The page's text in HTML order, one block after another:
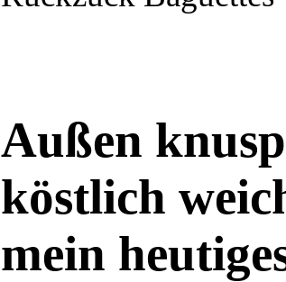
Außen
köstlich
mein